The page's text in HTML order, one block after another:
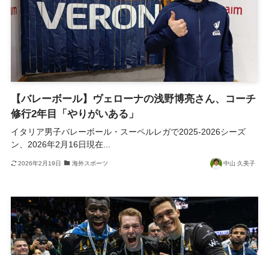
【バレーボール】ヴェローナの浅野博亮さん、コーチ
修行2年目「やりがいある」
イタリア男子バレーボール・スーペルレガで2025-2026シーズ
ン、2026年2月16日現在...
2026年2月19日 海外スポーツ 中山 久美子